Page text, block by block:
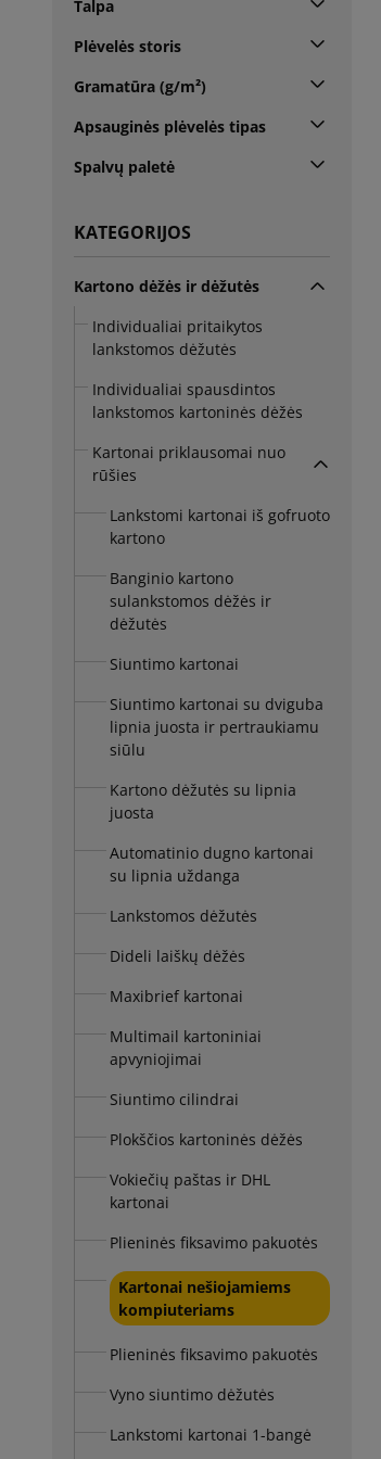
Talpa
Plėvelės storis
Gramatūra (g/m²)
Apsauginės plėvelės tipas
Spalvų paletė
KATEGORIJOS
Kartono dėžės ir dėžutės
Individualiai pritaikytos
lankstomos dėžutės
Individualiai spausdintos
lankstomos kartoninės dėžės
Kartonai priklausomai nuo
rūšies
Lankstomi kartonai iš gofruoto
kartono
Banginio kartono
sulankstomos dėžės ir
dėžutės
Siuntimo kartonai
Siuntimo kartonai su dviguba
lipnia juosta ir pertraukiamu
siūlu
Kartono dėžutės su lipnia
juosta
Automatinio dugno kartonai
su lipnia uždanga
Lankstomos dėžutės
Dideli laiškų dėžės
Maxibrief kartonai
Multimail kartoniniai
apvyniojimai
Siuntimo cilindrai
Plokščios kartoninės dėžės
Vokiečių paštas ir DHL
kartonai
Plieninės fiksavimo pakuotės
Kartonai nešiojamiems
kompiuteriams
Plieninės fiksavimo pakuotės
Vyno siuntimo dėžutės
Lankstomi kartonai 1-bangė